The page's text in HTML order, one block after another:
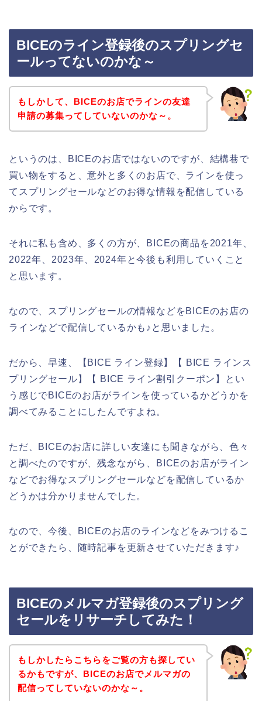
BICEのライン登録後のスプリングセ
ールってないのかな～
もしかして、BICEのお店でラインの友達
申請の募集ってしていないのかな～。
というのは、BICEのお店ではないのですが、結構巷で
買い物をすると、意外と多くのお店で、ラインを使っ
てスプリングセールなどのお得な情報を配信している
からです。
それに私も含め、多くの方が、BICEの商品を2021年、
2022年、2023年、2024年と今後も利用していくこと
と思います。
なので、スプリングセールの情報などをBICEのお店の
ラインなどで配信しているかも♪と思いました。
だから、早速、【BICE ライン登録】【 BICE ラインス
プリングセール】【 BICE ライン割引クーポン】とい
う感じでBICEのお店がラインを使っているかどうかを
調べてみることにしたんですよね。
ただ、BICEのお店に詳しい友達にも聞きながら、色々
と調べたのですが、残念ながら、BICEのお店がライン
などでお得なスプリングセールなどを配信しているか
どうかは分かりませんでした。
なので、今後、BICEのお店のラインなどをみつけるこ
とができたら、随時記事を更新させていただきます♪
BICEのメルマガ登録後のスプリング
セールをリサーチしてみた！
もしかしたらこちらをご覧の方も探してい
るかもですが、BICEのお店でメルマガの
配信ってしていないのかな～。